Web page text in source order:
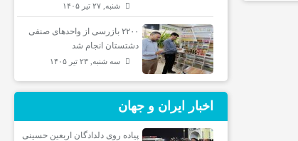
شنبه, ۲۷ تیر ۱۴۰۵
۲۲۰۰ بازرسی از واحدهای صنفی
دشتستان انجام شد
سه شنبه, ۲۳ تیر ۱۴۰۵
اخبار ایران و جهان
پیاده روی دلدادگان اربعین حسینی